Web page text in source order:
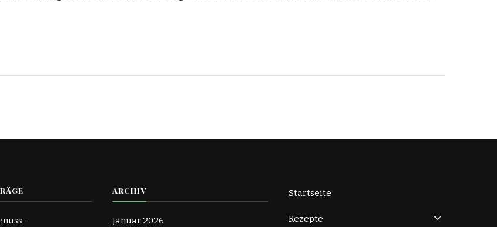
ARCHIV
Januar 2026
Startseite
Rezepte